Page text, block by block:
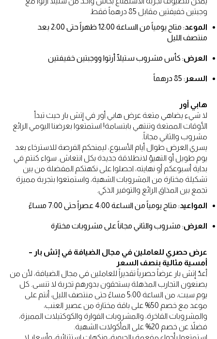
وجبتين خفيفتين مقابل 85 درهماً فقط
الموعد
: متاح يومياً من الساعة 12:00 ظهراً حتى 2:00 بعد
منتصف الليل
العرض: كأس مشروب ستيلّا أرتوا ووجبتين خفيفتين
السعر : 85 درهماً
هابي أور
لا شيء يضاهي متعة عرض هابي أور في إتش بار حيث تبدأ
الأوقات الممتعة وتنتهي بابتسامة! استمتعوا بعرضنا اليومي الرائع
مشروب والثاني مجاناً.
يسري العرض طوال أيام الأسبوع، ليمنحكم الفرصة للاسترخاء بعد
يوم طويل أو التهيؤ لانطلاقة جديدة بكل انتعاش. سواء كنتم في
بداية أسبوعكم أو نهايته، احصلوا على نكهتكم المفضلة من بين
تشكيلة مختارة من المشروبات الشهية، واستمتعوا بتجربة مميزة
تجمع بين المذاق الرائع والتوفير الذكي.
المواعيد: متاح يومياً من الساعة 4:00 عصراً حتى 7:00 مساءً
العرض: مشروب والثاني مجاناً على مشروبات مختارة
عرض حصري للعاملين في مجال الضيافة في إتش بار –
أمسية مثالية بنصف السعر
أعدّ إتش بار عرضاً حصرياً تقديراً للعاملين في مجال الضيافة، لأن من
يصنعون التجارب المذهلة يستحقون بدورهم تجربة لا تنسى. كل
يوم سبت، من الساعة 5:00 مساءً حتى منتصف الليل، أنتم على
موعد مع خصم 50% على باقة مختارة من عصير العنب،
والمشروبات الفاخرة، والمشروبات الفوارة والكوكتيلات المميزة،
فضلاً عن خصم 20% على المأكولات الشهية.
استمتعوا بأجواء مفعمة بالحيوية، ونكهات استثنائية، وأسعار لا